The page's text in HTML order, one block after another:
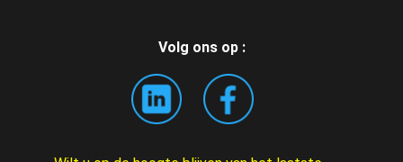
Volg ons op :